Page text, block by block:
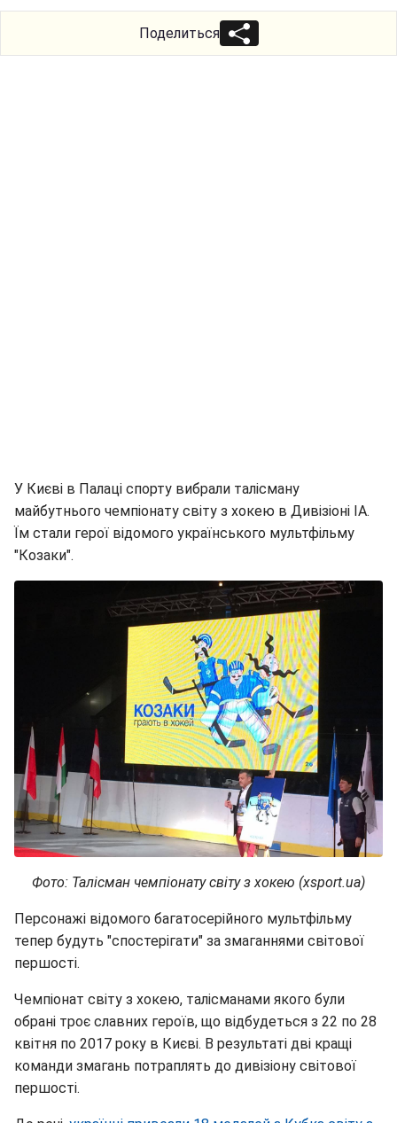
Поделиться
У Києві в Палаці спорту вибрали талісману
майбутнього чемпіонату світу з хокею в Дивізіоні ІА.
Їм стали герої відомого українського мультфільму
"Козаки".
Фото: Талісман чемпіонату світу з хокею (xsport.ua)
Персонажі відомого багатосерійного мультфільму
тепер будуть "спостерігати" за змаганнями світової
першості.
Чемпіонат світу з хокею, талісманами якого були
обрані троє славних героїв, що відбудеться з 22 по 28
квітня по 2017 року в Києві. В результаті дві кращі
команди змагань потраплять до дивізіону світової
першості.